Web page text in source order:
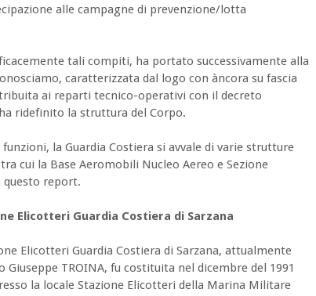
alle campagne di prevenzione/lotta
tali compiti, ha portato successivamente alla
caratterizzata dal logo con àncora su fascia
ai reparti tecnico-operativi con il decreto
ridefinito la struttura del Corpo.
la Guardia Costiera si avvale di varie strutture
cui la Base Aeromobili Nucleo Aereo e Sezione
questo report.
Elicotteri Guardia Costiera di Sarzana
Elicotteri Guardia Costiera di Sarzana, attualmente
TROINA, fu costituita nel dicembre del 1991
la locale Stazione Elicotteri della Marina Militare